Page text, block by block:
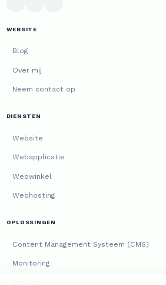
WEBSITE
Blog
Over mij
Neem contact op
DIENSTEN
Website
Webapplicatie
Webwinkel
Webhosting
OPLOSSINGEN
Content Management Systeem (CMS)
Monitoring